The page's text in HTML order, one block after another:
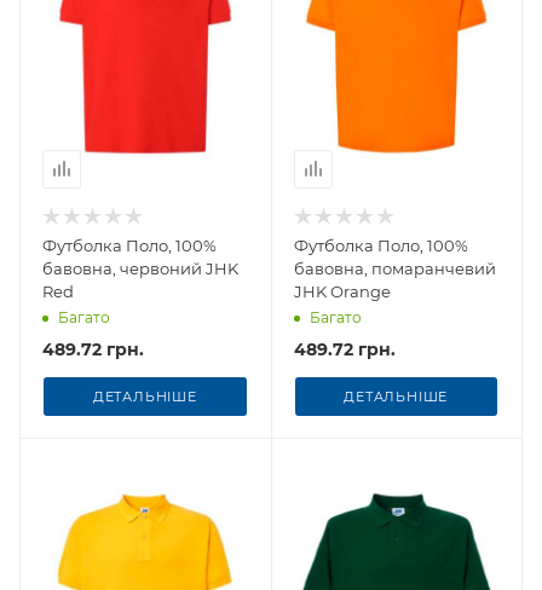
Футболка Поло, 100%
бавовна, червоний JHK
Red
Багато
489.72 грн.
ДЕТАЛЬНІШЕ
Футболка Поло, 100%
бавовна, помаранчевий
JHK Оrange
Багато
489.72 грн.
ДЕТАЛЬНІШЕ